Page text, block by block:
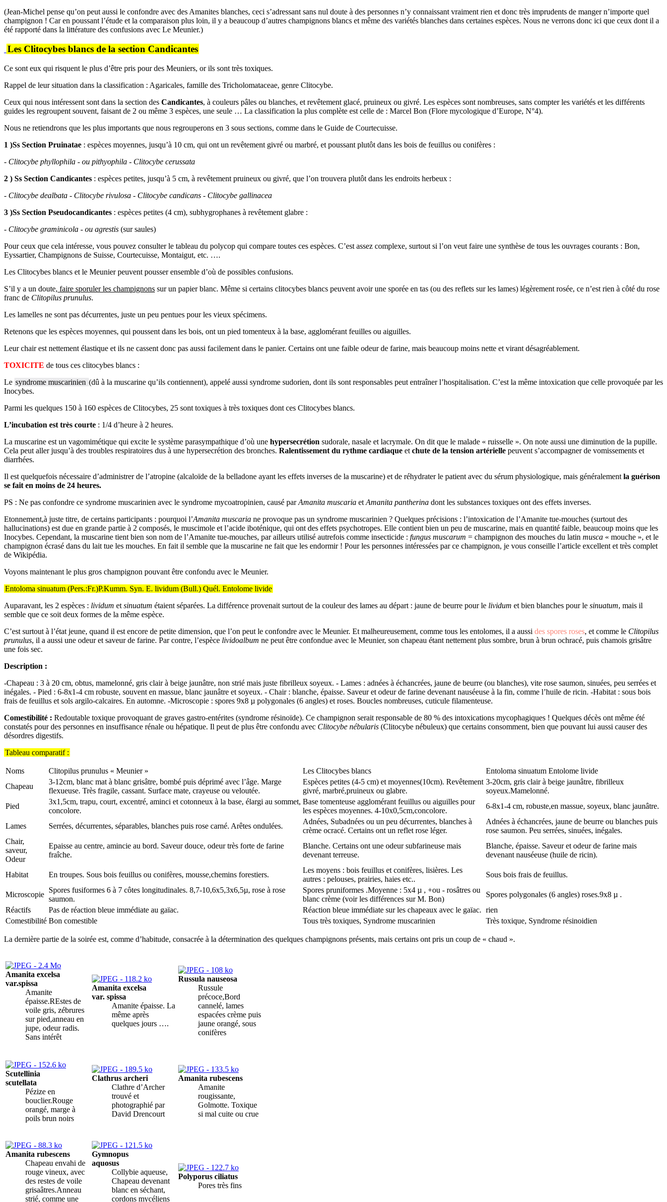
(Jean-Michel pense qu’on peut aussi le confondre avec des Amanites blanches, ceci s’adressant sans nul doute à des personnes n’y connaissant vraiment rien et donc très imprudents de manger n’importe quel
champignon ! Car en poussant l’étude et la comparaison plus loin, il y a beaucoup d’autres champignons blancs et même des variétés blanches dans certaines espèces. Nous ne verrons donc ici que ceux dont il a
été rapporté dans la littérature des confusions avec Le Meunier.)
Les Clitocybes blancs de la section Candicantes
Ce sont eux qui risquent le plus d’être pris pour des Meuniers, or ils sont très toxiques.
Rappel de leur situation dans la classification : Agaricales, famille des Tricholomataceae, genre Clitocybe.
Ceux qui nous intéressent sont dans la section des Candicantes, à couleurs pâles ou blanches, et revêtement glacé, pruineux ou givré. Les espèces sont nombreuses, sans compter les variétés et les différents
guides les regroupent souvent, faisant de 2 ou même 3 espèces, une seule … La classification la plus complète est celle de : Marcel Bon (Flore mycologique d’Europe, N°4).
Nous ne retiendrons que les plus importants que nous regrouperons en 3 sous sections, comme dans le Guide de Courtecuisse.
1 )Ss Section Pruinatae : espèces moyennes, jusqu’à 10 cm, qui ont un revêtement givré ou marbré, et poussant plutôt dans les bois de feuillus ou conifères :
- Clitocybe phyllophila - ou pithyophila - Clitocybe cerussata
2 ) Ss Section Candicantes : espèces petites, jusqu’à 5 cm, à revêtement pruineux ou givré, que l’on trouvera plutôt dans les endroits herbeux :
- Clitocybe dealbata - Clitocybe rivulosa - Clitocybe candicans - Clitocybe gallinacea
3 )Ss Section Pseudocandicantes : espèces petites (4 cm), subhygrophanes à revêtement glabre :
- Clitocybe graminicola - ou agrestis (sur saules)
Pour ceux que cela intéresse, vous pouvez consulter le tableau du polycop qui compare toutes ces espèces. C’est assez complexe, surtout si l’on veut faire une synthèse de tous les ouvrages courants : Bon,
Eyssartier, Champignons de Suisse, Courtecuisse, Montaigut, etc. ….
Les Clitocybes blancs et le Meunier peuvent pousser ensemble d’où de possibles confusions.
S’il y a un doute, faire sporuler les champignons sur un papier blanc. Même si certains clitocybes blancs peuvent avoir une sporée en tas (ou des reflets sur les lames) légèrement rosée, ce n’est rien à côté du rose
franc de Clitopilus prunulus.
Les lamelles ne sont pas décurrentes, juste un peu pentues pour les vieux spécimens.
Retenons que les espèces moyennes, qui poussent dans les bois, ont un pied tomenteux à la base, agglomérant feuilles ou aiguilles.
Leur chair est nettement élastique et ils ne cassent donc pas aussi facilement dans le panier. Certains ont une faible odeur de farine, mais beaucoup moins nette et virant désagréablement.
TOXICITE de tous ces clitocybes blancs :
Le syndrome muscarinien (dû à la muscarine qu’ils contiennent), appelé aussi syndrome sudorien, dont ils sont responsables peut entraîner l’hospitalisation. C’est la même intoxication que celle provoquée par les
Inocybes.
Parmi les quelques 150 à 160 espèces de Clitocybes, 25 sont toxiques à très toxiques dont ces Clitocybes blancs.
L’incubation est très courte : 1/4 d’heure à 2 heures.
La muscarine est un vagomimétique qui excite le système parasympathique d’où une hypersecrétion sudorale, nasale et lacrymale. On dit que le malade « ruisselle ». On note aussi une diminution de la pupille.
Cela peut aller jusqu’à des troubles respiratoires dus à une hypersecrétion des bronches. Ralentissement du rythme cardiaque et chute de la tension artérielle peuvent s’accompagner de vomissements et
diarrhées.
Il est quelquefois nécessaire d’administrer de l’atropine (alcaloïde de la belladone ayant les effets inverses de la muscarine) et de réhydrater le patient avec du sérum physiologique, mais généralement la guérison
se fait en moins de 24 heures.
PS : Ne pas confondre ce syndrome muscarinien avec le syndrome mycoatropinien, causé parAmanita muscaria et Amanita pantherina dont les substances toxiques ont des effets inverses.
Etonnement,à juste titre, de certains participants : pourquoi l’Amanita muscaria ne provoque pas un syndrome muscarinien ? Quelques précisions : l’intoxication de l’Amanite tue-mouches (surtout des
hallucinations) est due en grande partie à 2 composés, le muscimole et l’acide iboténique, qui ont des effets psychotropes. Elle contient bien un peu de muscarine, mais en quantité faible, beaucoup moins que les
Inocybes. Cependant, la muscarine tient bien son nom de l’Amanite tue-mouches, par ailleurs utilisé autrefois comme insecticide : fungus muscarum = champignon des mouches du latin musca « mouche », et le
champignon écrasé dans du lait tue les mouches. En fait il semble que la muscarine ne fait que les endormir ! Pour les personnes intéressées par ce champignon, je vous conseille l’article excellent et très complet
de Wikipédia.
Voyons maintenant le plus gros champignon pouvant être confondu avec le Meunier.
Entoloma sinuatum (Pers.:Fr.)P.Kumm. Syn. E. lividum (Bull.) Quél. Entolome livide
Auparavant, les 2 espèces : lividum et sinuatum étaient séparées. La différence provenait surtout de la couleur des lames au départ : jaune de beurre pour le lividum et bien blanches pour le sinuatum, mais il
semble que ce soit deux formes de la même espèce.
C’est surtout à l’état jeune, quand il est encore de petite dimension, que l’on peut le confondre avec le Meunier. Et malheureusement, comme tous les entolomes, il a aussi des spores roses, et comme le Clitopilus
prunulus, il a aussi une odeur et saveur de farine. Par contre, l’espèce lividoalbum ne peut être confondue avec le Meunier, son chapeau étant nettement plus sombre, brun à brun ochracé, puis chamois grisâtre
une fois sec.
Description :
-Chapeau : 3 à 20 cm, obtus, mamelonné, gris clair à beige jaunâtre, non strié mais juste fibrilleux soyeux. - Lames : adnées à échancrées, jaune de beurre (ou blanches), vite rose saumon, sinuées, peu serrées et
inégales. - Pied : 6-8x1-4 cm robuste, souvent en massue, blanc jaunâtre et soyeux. - Chair : blanche, épaisse. Saveur et odeur de farine devenant nauséeuse à la fin, comme l’huile de ricin. -Habitat : sous bois
frais de feuillus et sols argilo-calcaires. En automne. -Microscopie : spores 9x8 µ polygonales (6 angles) et roses. Boucles nombreuses, cuticule filamenteuse.
Comestibilité : Redoutable toxique provoquant de graves gastro-entérites (syndrome résinoïde). Ce champignon serait responsable de 80 % des intoxications mycophagiques ! Quelques décès ont même été
constatés pour des personnes en insuffisance rénale ou hépatique. Il peut de plus être confondu avec Clitocybe nébularis (Clitocybe nébuleux) que certains consomment, bien que pouvant lui aussi causer des
désordres digestifs.
Tableau comparatif :
Noms Clitopilus prunulus « Meunier » Les Clitocybes blancs
Entoloma sinuatum Entolome livide
Chapeau
3-12cm, blanc mat à blanc grisâtre, bombé puis déprimé avec l’âge. Marge
flexueuse. Très fragile, cassant. Surface mate, crayeuse ou veloutée.
Espèces petites (4-5 cm) et moyennes(10cm). Revêtement
givré, marbré,pruineux ou glabre.
3-20cm, gris clair à beige jaunâtre, fibrilleux
soyeux.Mamelonné.
Pied
3x1,5cm, trapu, court, excentré, aminci et cotonneux à la base, élargi au sommet,
concolore.
Base tomenteuse agglomérant feuillus ou aiguilles pour
les espèces moyennes. 4-10x0,5cm,concolore.
6-8x1-4 cm, robuste,en massue, soyeux, blanc jaunâtre.
Lames Serrées, décurrentes, séparables, blanches puis rose carné. Arêtes ondulées.
Adnées, Subadnées ou un peu décurrentes, blanches à
crème ocracé. Certains ont un reflet rose léger.
Adnées à échancrées, jaune de beurre ou blanches puis
rose saumon. Peu serrées, sinuées, inégales.
Chair,
saveur,
Odeur
Epaisse au centre, amincie au bord. Saveur douce, odeur très forte de farine
fraîche.
Blanche. Certains ont une odeur subfarineuse mais
devenant terreuse.
Blanche, épaisse. Saveur et odeur de farine mais
devenant nauséeuse (huile de ricin).
Habitat En troupes. Sous bois feuillus ou conifères, mousse,chemins forestiers.
Les moyens : bois feuillus et conifères, lisières. Les
autres : pelouses, prairies, haies etc..
Sous bois frais de feuillus.
Microscopie
Spores fusiformes 6 à 7 côtes longitudinales. 8,7-10,6x5,3x6,5µ, rose à rose
saumon.
Spores pruniformes .Moyenne : 5x4 µ , +ou - rosâtres ou
blanc crème (voir les différences sur M. Bon)
Spores polygonales (6 angles) roses.9x8 µ .
Réactifs
Pas de réaction bleue immédiate au gaïac. Réaction bleue immédiate sur les chapeaux avec le gaïac. rien
Comestibilité Bon comestible Tous très toxiques, Syndrome muscarinien Très toxique, Syndrome résinoidien
La dernière partie de la soirée est, comme d’habitude, consacrée à la détermination des quelques champignons présents, mais certains ont pris un coup de « chaud ».
Amanita excelsa
var.spissa
Amanite
épaisse.REstes de
voile gris, zébrures
sur pied,anneau en
jupe, odeur radis.
Sans intérêt
Amanita excelsa
var. spissa
Amanite épaisse. La
même après
quelques jours ….
Russula nauseosa
Russule
précoce,Bord
cannelé, lames
espacées crème puis
jaune orangé, sous
conifères
Scutellinia
scutellata
Pézize en
bouclier.Rouge
orangé, marge à
poils brun noirs
Clathrus archeri
Clathre d’Archer
trouvé et
photographié par
David Drencourt
Amanita rubescens
Amanite
rougissante,
Golmotte. Toxique
si mal cuite ou crue
Amanita rubescens
Chapeau envahi de
rouge vineux, avec
des restes de voile
grisaâtres.Anneau
strié, comme une
Gymnopus
aquosus
Collybie aqueuse,
Chapeau devenant
blanc en séchant,
cordons mycéliens
Polyporus ciliatus
Pores très fins